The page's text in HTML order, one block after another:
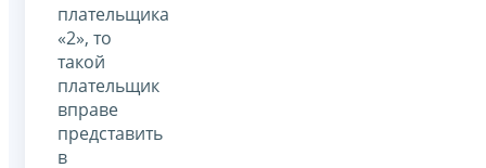
плательщика
«2», то
такой
плательщик
вправе
представить
в